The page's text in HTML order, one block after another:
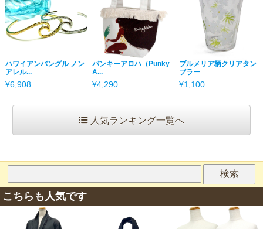
ハワイアンバングル ノン
アレル...
¥6,908
パンキーアロハ（Punky
A...
¥4,290
プルメリア柄クリアタン
ブラー
¥1,100
人気ランキング一覧へ
こちらも人気です